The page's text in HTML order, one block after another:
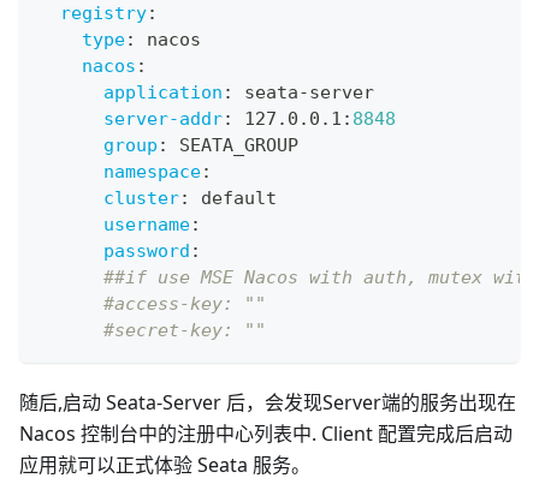
registry:
type:
nacos
nacos :
application : seata-server
server-addr: 127.0.0.1 : 8848
group :
SEATA_GROUP
namespace:
cluster:
default
username:
password :
##if use MSE Nacos with auth, mutex
#access-key: ""
#secret-key: ""
随后,启动 Seata-Server 后，会发现Server端的服务出现在
Nacos 控制台中的注册中心列表中. Client 配置完成后启动
应用就可以正式体验 Seata 服务。